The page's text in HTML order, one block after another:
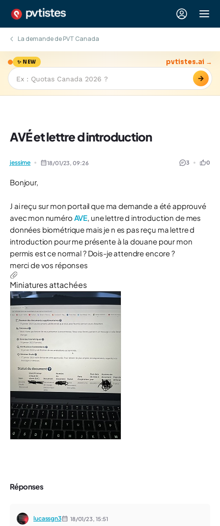
La demande de PVT Canada
✨ NEW
→
pvtistes.ai →
AVÉ et lettre d introduction
jessime 18/01/23,09:26 3 0
Bonjour,
J ai reçu sur mon portail que ma demande a été approuvé
avec mon numéro AVE, une lettre d introduction de mes
données biométrique mais je n es pas reçu ma lettre d
introduction pour me présente à la douane pour mon
permis est ce normal ? Dois-je attendre encore ?
merci de vos réponses
Miniatures attachées
Réponses
lucassgn3 18/01/23, 15:51